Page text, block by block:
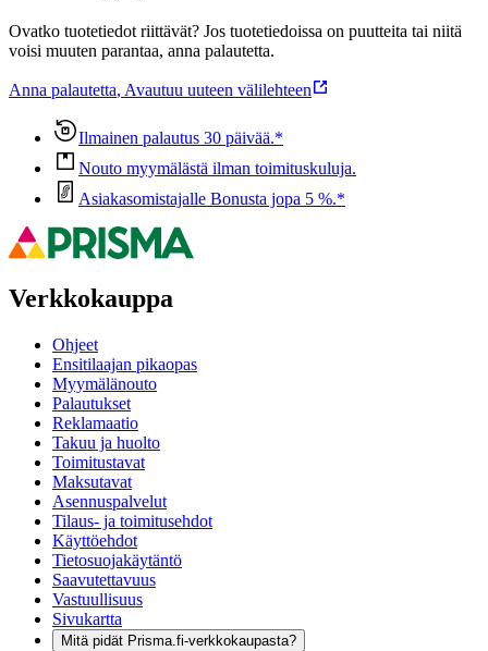
Ovatko tuotetiedot riittävät? Jos tuotetiedoissa on puutteita tai niitä
voisi muuten parantaa, anna palautetta.
Anna palautetta, Avautuu uuteen välilehteen
Ilmainen palautus 30 päivää.*
Nouto myymälästä ilman toimituskuluja.
Asiakasomistajalle Bonusta jopa 5 %.*
Verkkokauppa
Ohjeet
Ensitilaajan pikaopas
Myymälänouto
Palautukset
Reklamaatio
Takuu ja huolto
Toimitustavat
Maksutavat
Asennuspalvelut
Tilaus- ja toimitusehdot
Käyttöehdot
Tietosuojakäytäntö
Saavutettavuus
Vastuullisuus
Sivukartta
Mitä pidät Prisma.fi-verkkokaupasta?